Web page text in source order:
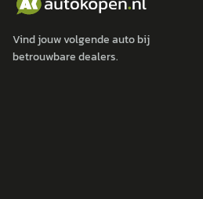
Vind jouw volgende auto bij
betrouwbare dealers.